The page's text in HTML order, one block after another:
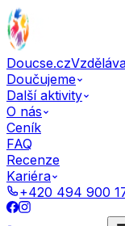
Doucse.cz
Doučujeme
Další aktivity
O nás
Ceník
FAQ
Recenze
Kariéra
+420 494 900